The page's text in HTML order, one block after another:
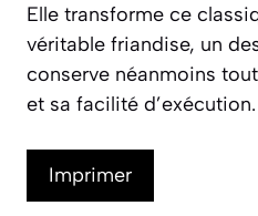
Elle transforme ce
véritable friandise, un
conserve néanmoins
et sa facilité d’exécution.
Imprimer